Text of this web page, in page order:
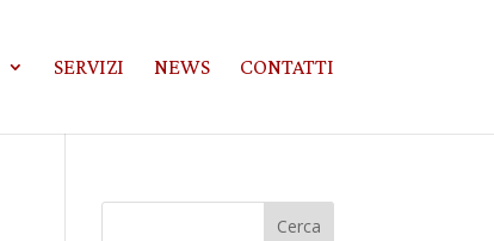
SERVIZI NEWS CONTATTI